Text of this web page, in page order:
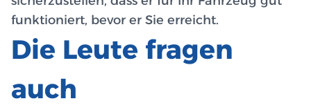
funktioniert, bevor er Sie erreicht.
Die Leute fragen
auch